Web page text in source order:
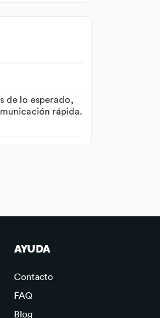
de lo esperado,
rápida.
AYUDA
Contacto
FAQ
Blog